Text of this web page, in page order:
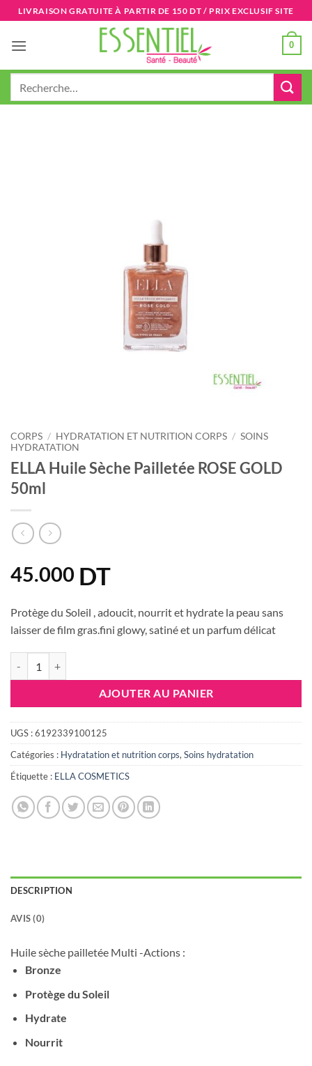
Passer
au
contenu
LIVRAISON GRATUITE À PARTIR DE 150 DT / PRIX EXCLUSIF SITE
0
CORPS / HYDRATATION ET NUTRITION CORPS / SOINS
HYDRATATION
ELLA Huile Sèche Pailletée ROSE GOLD
50ml
45.000 DT
Protège du Soleil , adoucit, nourrit et hydrate la peau sans
laisser de film gras.fini glowy, satiné et un parfum délicat
AJOUTER AU PANIER
UGS :6192339100125
Catégories : Hydratation et nutrition corps,Soins hydratation
Étiquette : ELLA COSMETICS
DESCRIPTION
AVIS (0)
Huile sèche pailletée Multi -Actions :
Bronze
Protège du Soleil
Hydrate
Nourrit